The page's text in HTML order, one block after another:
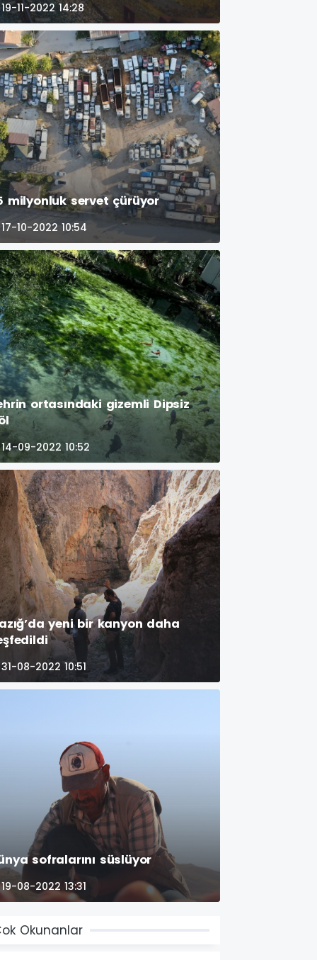
19-11-2022 14:28
milyonluk servet çürüyor
17-10-2022 10:54
ortasındaki gizemli Dipsiz
14-09-2022 10:52
yeni bir kanyon daha
31-08-2022 10:51
sofralarını süslüyor
19-08-2022 13:31
Okunanlar